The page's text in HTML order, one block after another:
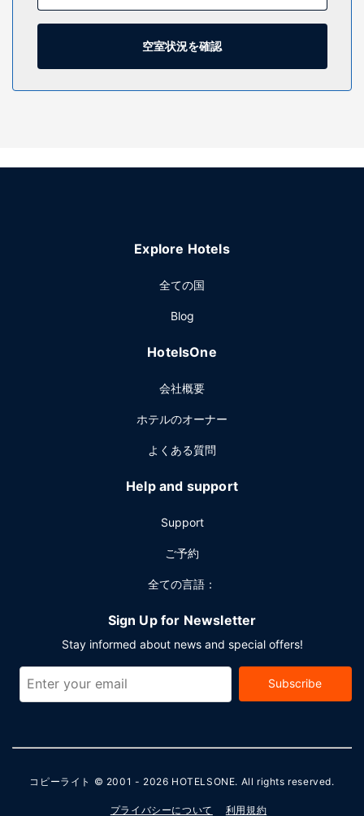
専用バスルームには、バスアメニティ (無料)、ビデが備わっ
ています。セーフティボックス (ノートパソコン収納可能)、
デスクの他に、市内通話 (無料)付きの電話をご利用いただけ
ます。
施設
ョップ / ニューススタンド、ウェディングサービス、テレビ
は、スナックバー / デリをご利用ください。無料のビュッフ
24 時間対応ビジネスセンター、エクスプレス チェックイ
敷地内にはセルフパーキング (無料) が備わっています。
空室状況を確認
Explore Hotels
全ての国
Blog
HotelsOne
会社概要
ホテルのオーナー
よくある質問
Help and support
Support
ご予約
全ての言語：
Sign Up for Newsletter
Stay informed about news and special offers!
Subscribe
コピーライト © 2001 - 2026 HOTELSONE. All rights reserved.
プライバシーについて 利用規約